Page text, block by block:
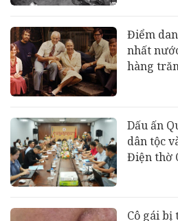
Điểm
nhất
hàng
Dấu ấn
dân tộc
Điện thờ
Cô gái bị